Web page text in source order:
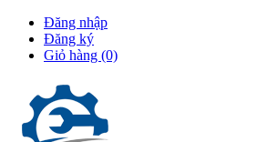
Đăng nhập
Đăng ký
Giỏ hàng (0)